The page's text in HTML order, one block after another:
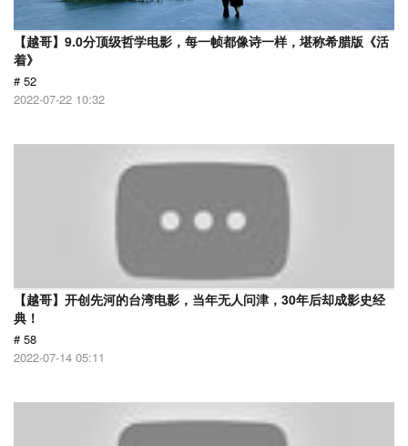
【越哥】9.0分顶级哲学电影，每一帧都像诗一样，堪称希腊版《活
着》
# 52
2022-07-22 10:32
【越哥】开创先河的台湾电影，当年无人问津，30年后却成影史经
典！
# 58
2022-07-14 05:11